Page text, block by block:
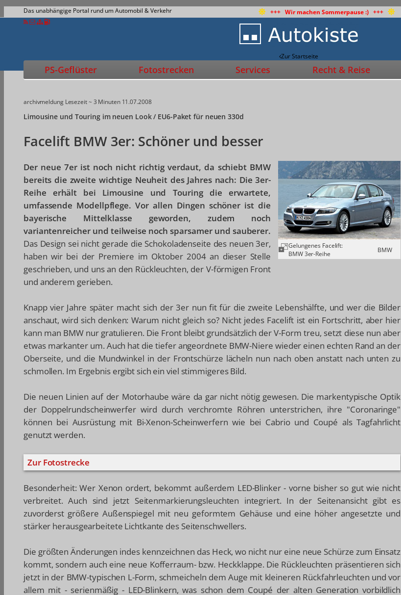
Das unabhängige Portal rund um Automobil & Verkehr +++ Wir machen Sommerpause :) +++
Zur Startseite
PS-Geflüster Fotostrecken Services Recht & Reise
archivmeldung Lesezeit ~ 3 Minuten 11.07.2008
Limousine und Touring im neuen Look / EU6-Paket für neuen 330d
Facelift BMW 3er: Schöner und besser
Gelungenes Facelift:
BMW 3er-Reihe
BMW
Der neue 7er ist noch nicht richtig verdaut, da schiebt BMW
bereits die zweite wichtige Neuheit des Jahres nach: Die 3er-
Reihe erhält bei Limousine und Touring die erwartete,
umfassende Modellpflege. Vor allen Dingen schöner ist die
bayerische Mittelklasse geworden, zudem noch
variantenreicher und teilweise noch sparsamer und sauberer.
Das Design sei nicht gerade die Schokoladenseite des neuen 3er,
haben wir bei der Premiere im Oktober 2004 an dieser Stelle
geschrieben, und uns an den Rückleuchten, der V-förmigen Front
und anderem gerieben.
Knapp vier Jahre später macht sich der 3er nun fit für die zweite Lebenshälfte, und wer die Bilder
anschaut, wird sich denken: Warum nicht gleich so? Nicht jedes Facelift ist ein Fortschritt, aber hier
kann man BMW nur gratulieren. Die Front bleibt grundsätzlich der V-Form treu, setzt diese nun aber
etwas markanter um. Auch hat die tiefer angeordnete BMW-Niere wieder einen echten Rand an der
Oberseite, und die Mundwinkel in der Frontschürze lächeln nun nach oben anstatt nach unten zu
schmollen. Im Ergebnis ergibt sich ein viel stimmigeres Bild.
Die neuen Linien auf der Motorhaube wäre da gar nicht nötig gewesen. Die markentypische Optik
der Doppelrundscheinwerfer wird durch verchromte Röhren unterstrichen, ihre "Coronaringe"
können bei Ausrüstung mit Bi-Xenon-Scheinwerfern wie bei Cabrio und Coupé als Tagfahrlicht
genutzt werden.
Zur Fotostrecke
Besonderheit: Wer Xenon ordert, bekommt außerdem LED-Blinker - vorne bisher so gut wie nicht
verbreitet. Auch sind jetzt Seitenmarkierungsleuchten integriert. In der Seitenansicht gibt es
zuvorderst größere Außenspiegel mit neu geformtem Gehäuse und eine höher angesetzte und
stärker herausgearbeitete Lichtkante des Seitenschwellers.
Die größten Änderungen indes kennzeichnen das Heck, wo nicht nur eine neue Schürze zum Einsatz
kommt, sondern auch eine neue Kofferraum- bzw. Heckklappe. Die Rückleuchten präsentieren sich
jetzt in der BMW-typischen L-Form, schmeicheln dem Auge mit kleineren Rückfahrleuchten und vor
allem mit - serienmäßig - LED-Blinkern, was schon dem Coupé der alten Generation vorbildlich